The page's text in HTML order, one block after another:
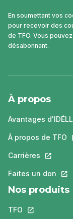
En soumettant vos
pour recevoir des
de TFO. Vous
désabonnant.
À propos
Avantages
À propos de TFO
Carrières Ce lien
Faites un don Ce
Nos produits
TFO Ce lien